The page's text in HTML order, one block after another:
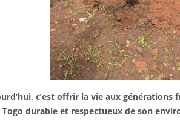
c’est offrir la vie aux
durable et respectueux de son